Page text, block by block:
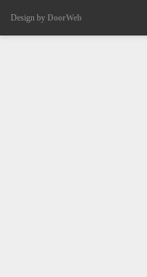
Design by DoorWeb